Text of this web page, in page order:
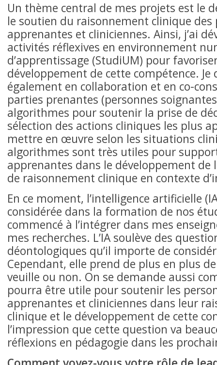
Un thème central de mes projets est le
le soutien du raisonnement clinique des
apprenantes et cliniciennes. Ainsi, j’ai
activités réflexives en environnement
d’apprentissage (StudiUM) pour
développement de cette compétence. Je
également en collaboration et en co-
parties prenantes (personnes
algorithmes pour soutenir la prise de
sélection des actions cliniques les plus
mettre en œuvre selon les situations
algorithmes sont très utiles pour
apprenantes dans le développement de
de raisonnement clinique en contexte
En ce moment, l’intelligence artificielle
considérée dans la formation de nos
commencé à l’intégrer dans mes
mes recherches. L’IA soulève des
déontologiques qu’il importe de
Cependant, elle prend de plus en plus de
veuille ou non. On se demande aussi
pourra être utile pour soutenir les
apprenantes et cliniciennes dans leur
clinique et le développement de cette
l’impression que cette question va
réflexions en pédagogie dans les